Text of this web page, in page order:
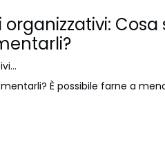
Cosa
È possibile farne a